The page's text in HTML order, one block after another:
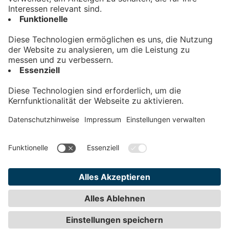
Kontakt
Impressum
Teilnahmebedingungen
Privatsphäre